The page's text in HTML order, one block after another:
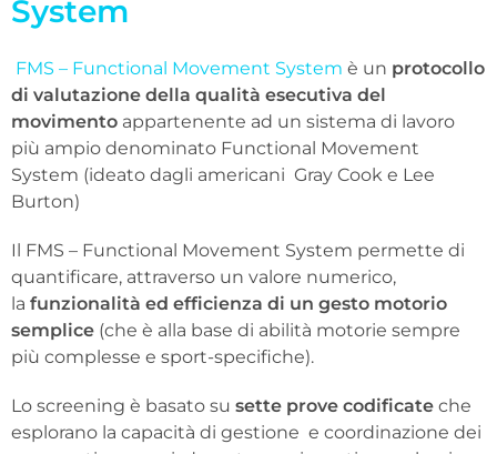
System
FMS – Functional Movement System è un protocollo
di valutazione della qualità esecutiva del
movimento appartenente ad un sistema di lavoro
più ampio denominato Functional Movement
System (ideato dagli americani Gray Cook e Lee
Burton)
Il FMS – Functional Movement System permette di
quantificare, attraverso un valore numerico,
la funzionalità ed efficienza di un gesto motorio
semplice (che è alla base di abilità motorie sempre
più complesse e sport-specifiche).
Lo screening è basato su sette prove codificate che
esplorano la capacità di gestione e coordinazione dei